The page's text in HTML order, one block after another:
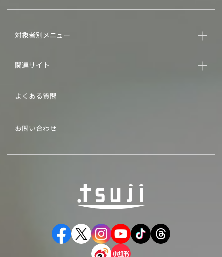
対象者別メニュー
関連サイト
よくある質問
お問い合わせ